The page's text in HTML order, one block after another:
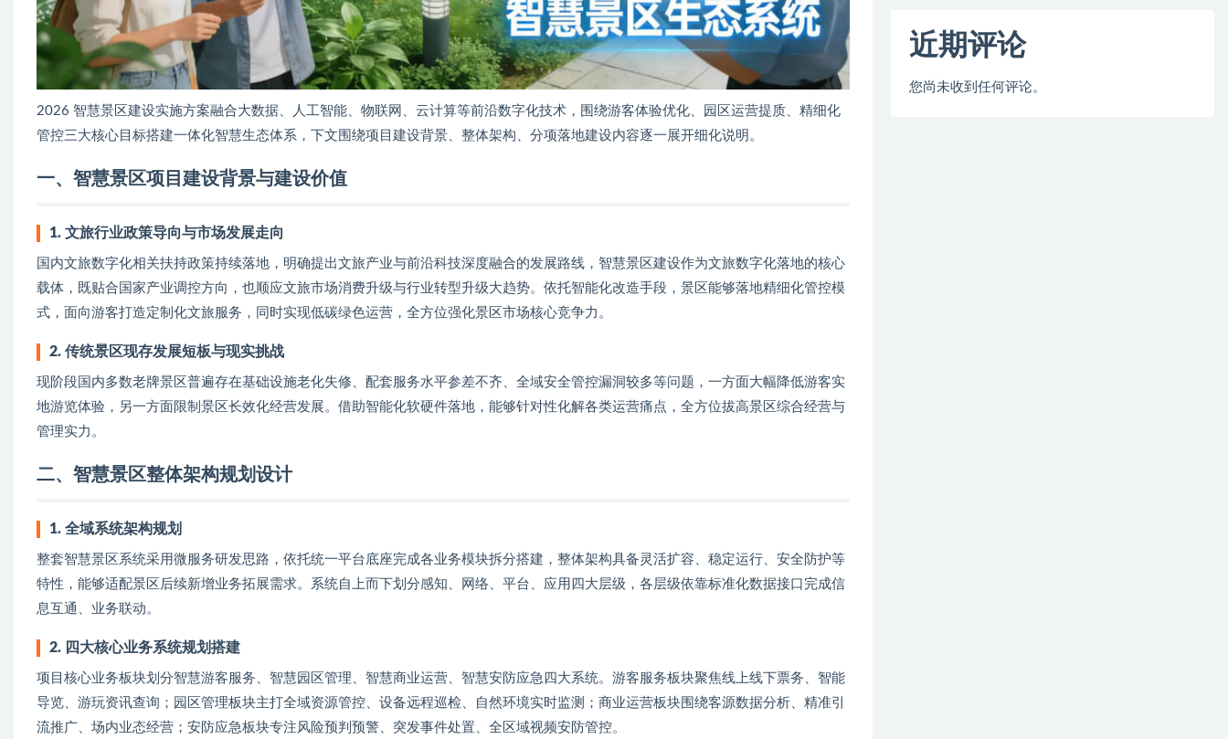
2026 智慧景区建设实施方案融合大数据、人工智能、物联网、云计算等前沿数字化技术，围绕游客体验优化、园区运营提质、精细化
管控三大核心目标搭建一体化智慧生态体系，下文围绕项目建设背景、整体架构、分项落地建设内容逐一展开细化说明。
一、智慧景区项目建设背景与建设价值
1. 文旅行业政策导向与市场发展走向
国内文旅数字化相关扶持政策持续落地，明确提出文旅产业与前沿科技深度融合的发展路线，智慧景区建设作为文旅数字化落地的核心
载体，既贴合国家产业调控方向，也顺应文旅市场消费升级与行业转型升级大趋势。依托智能化改造手段，景区能够落地精细化管控模
式，面向游客打造定制化文旅服务，同时实现低碳绿色运营，全方位强化景区市场核心竞争力。
2. 传统景区现存发展短板与现实挑战
现阶段国内多数老牌景区普遍存在基础设施老化失修、配套服务水平参差不齐、全域安全管控漏洞较多等问题，一方面大幅降低游客实
地游览体验，另一方面限制景区长效化经营发展。借助智能化软硬件落地，能够针对性化解各类运营痛点，全方位拔高景区综合经营与
管理实力。
二、智慧景区整体架构规划设计
1. 全域系统架构规划
整套智慧景区系统采用微服务研发思路，依托统一平台底座完成各业务模块拆分搭建，整体架构具备灵活扩容、稳定运行、安全防护等
特性，能够适配景区后续新增业务拓展需求。系统自上而下划分感知、网络、平台、应用四大层级，各层级依靠标准化数据接口完成信
息互通、业务联动。
2. 四大核心业务系统规划搭建
项目核心业务板块划分智慧游客服务、智慧园区管理、智慧商业运营、智慧安防应急四大系统。游客服务板块聚焦线上线下票务、智能
导览、游玩资讯查询；园区管理板块主打全域资源管控、设备远程巡检、自然环境实时监测；商业运营板块围绕客源数据分析、精准引
流推广、场内业态经营；安防应急板块专注风险预判预警、突发事件处置、全区域视频安防管控。
近期评论
您尚未收到任何评论。